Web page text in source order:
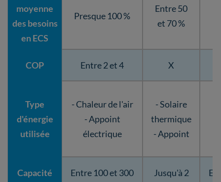
moyenne
des besoins
en ECS
Presque 100 %
Entre 50
et 70 %
COP Entre 2 et 4 X
Type
d'énergie
utilisée
- Chaleur de l'air
- Appoint
électrique
- Solaire
thermique
- Appoint
Capacité Entre 100 et 300 Jusqu'à 2